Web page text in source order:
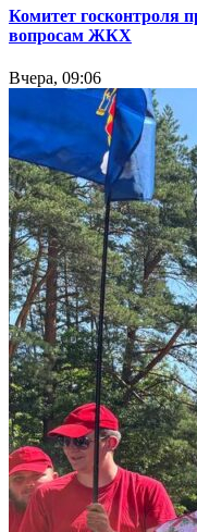
Комитет госконтроля
вопросам ЖКХ
Вчера, 09:06